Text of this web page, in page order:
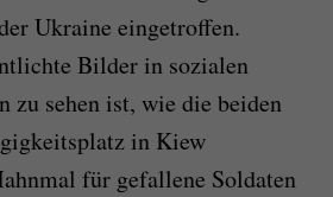
Ukraine eingetroffen.
Bilder in sozialen
zu sehen ist, wie die beiden
in Kiew
für gefallene Soldaten